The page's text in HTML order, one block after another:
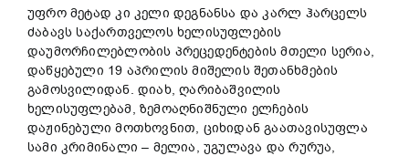
უფრო მეტად კი კელი დეგნანსა და კარლ ჰარცელს
ძაბავს საქართველოს ხელისუფლების
დაუმორჩილებლობის პრეცედენტების მთელი სერია,
დაწყებული 19 აპრილის მიშელის შეთანხმების
გამოსვილიდან. დიახ, ღარიბაშვილის
ხელისუფლებამ, ზემოაღნიშნული ელჩების
დაჟინებული მოთხოვნით, ციხიდან გაათავისუფლა
სამი კრიმინალი – მელია, უგულავა და რურუა,